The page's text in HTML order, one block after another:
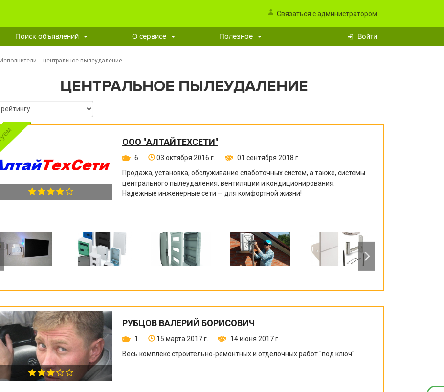
Связаться с администратором
Поиск объявлений О сервисе Полезное Войти
Исполнители - центральное пылеудаление
ЦЕНТРАЛЬНОЕ ПЫЛЕУДАЛЕНИЕ
ООО "АЛТАЙТЕХСЕТИ"
6 03 октября 2016 г.
01 сентября 2018 г.
Продажа, установка, обслуживание слаботочных систем, а также, системы
центрального пылеудаления, вентиляции и кондиционирования.
Надежные инженерные сети — для комфортной жизни!
РУБЦОВ ВАЛЕРИЙ БОРИСОВИЧ
1 15 марта 2017 г.
14 июня 2017 г.
Весь комплекс строительно-ремонтных и отделочных работ "под ключ".